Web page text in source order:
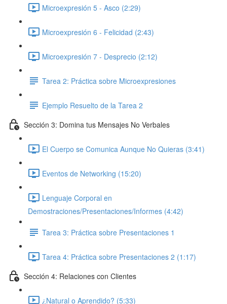
Microexpresión 5 - Asco (2:29)
Microexpresión 6 - Felicidad (2:43)
Microexpresión 7 - Desprecio (2:12)
Tarea 2: Práctica sobre Microexpresiones
Ejemplo Resuelto de la Tarea 2
Sección 3: Domina tus Mensajes No Verbales
El Cuerpo se Comunica Aunque No Quieras (3:41)
Eventos de Networking (15:20)
Lenguaje Corporal en
Demostraciones/Presentaciones/Informes (4:42)
Tarea 3: Práctica sobre Presentaciones 1
Tarea 4: Práctica sobre Presentaciones 2 (1:17)
Sección 4: Relaciones con Clientes
¿Natural o Aprendido? (5:33)